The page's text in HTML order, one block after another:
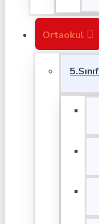
Ortaokul
5.Sınıf